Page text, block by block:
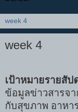
week 4
เป้าหมายรายสัป
ข้อมูลข่าวสารจา
กับสุขภาพ อาหา